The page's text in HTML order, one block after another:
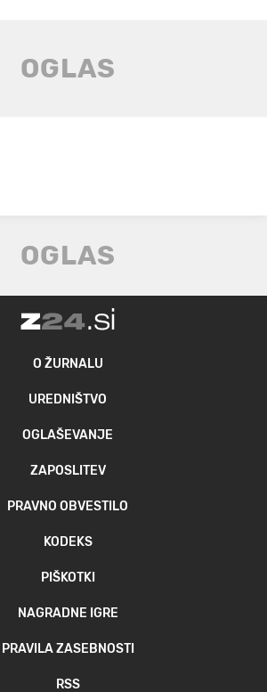
O ŽURNALU
UREDNIŠTVO
OGLAŠEVANJE
ZAPOSLITEV
PRAVNO OBVESTILO
KODEKS
PIŠKOTKI
NAGRADNE IGRE
PRAVILA ZASEBNOSTI
RSS